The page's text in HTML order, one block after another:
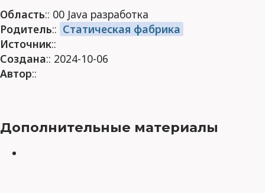
Область:: 00 Java разработка
Родитель:: Статическая фабрика
Источник::
Создана:: 2024-10-06
Автор::
Дополнительные материалы